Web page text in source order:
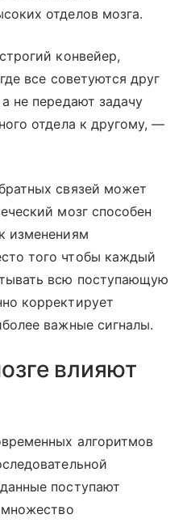
отделов мозга.
конвейер,
все советуются друг
не передают задачу
отдела к другому, —
связей может
мозг способен
изменениям
того чтобы каждый
всю поступающую
корректирует
важные сигналы.
влияют
алгоритмов
поступают
множество